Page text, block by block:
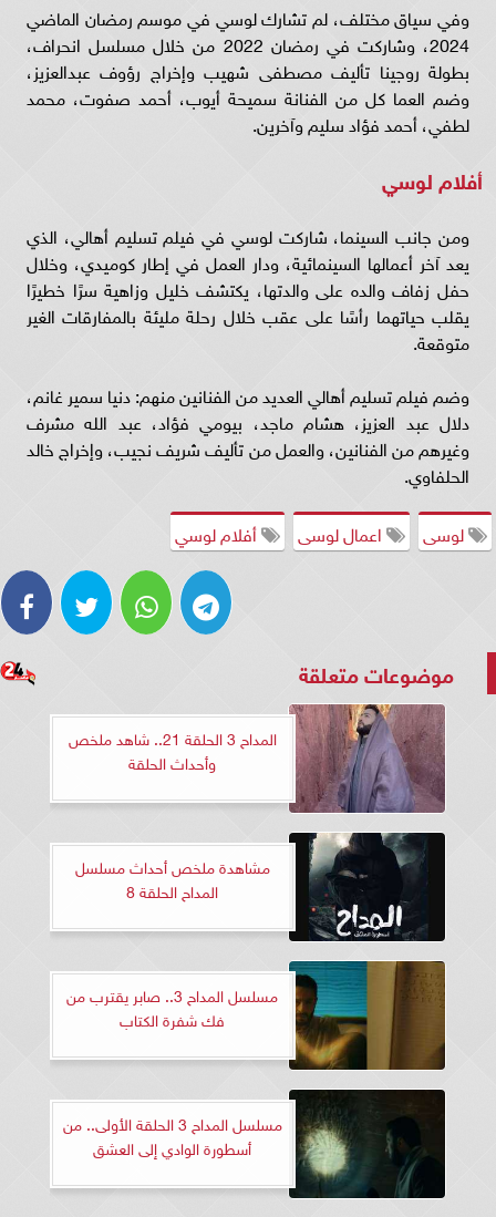
وفي سياق مختلف، لم تشارك لوسي في موسم رمضان الماضي
2024، وشاركت في رمضان 2022 من خلال مسلسل انحراف،
بطولة روجينا تأليف مصطفى شهيب وإخراج رؤوف عبدالعزيز،
وضم العما كل من الفنانة سميحة أيوب، أحمد صفوت، محمد
لطفي، أحمد فؤاد سليم وآخرين.
أفلام لوسي
ومن جانب السينما، شاركت لوسي في فيلم تسليم أهالي، الذي
يعد آخر أعمالها السينمائية، ودار العمل في إطار كوميدي، وخلال
حفل زفاف والده على والدتها، يكتشف خليل وزاهية سرًا خطيرًا
يقلب حياتهما رأسًا على عقب خلال رحلة مليئة بالمفارقات الغير
متوقعة.
وضم فيلم تسليم أهالي العديد من الفنانين منهم: دنيا سمير غانم،
دلال عبد العزيز، هشام ماجد، بيومي فؤاد، عبد الله مشرف
وغيرهم من الفنانين، والعمل من تأليف شريف نجيب، وإخراج خالد
الحلفاوي.
لوسى
اعمال لوسى أفلام لوسي
موضوعات متعلقة
المداح 3 الحلقة 21.. شاهد ملخص
وأحداث الحلقة
مشاهدة ملخص أحداث مسلسل
المداح الحلقة 8
مسلسل المداح 3.. صابر يقترب من
فك شفرة الكتاب
مسلسل المداح 3 الحلقة الأولى.. من
أسطورة الوادي إلى العشق